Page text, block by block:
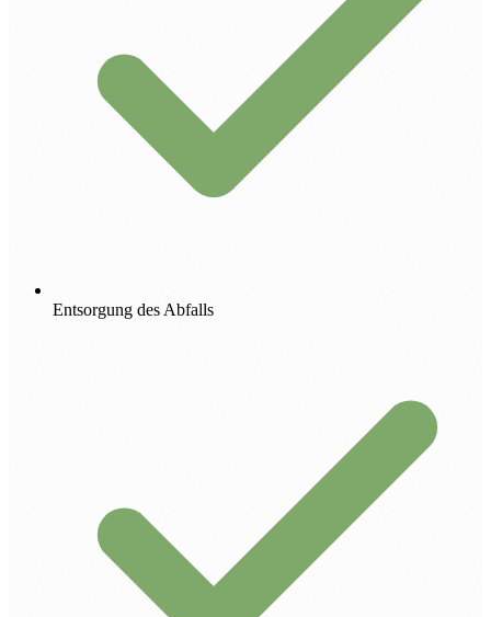
Entsorgung des Abfalls